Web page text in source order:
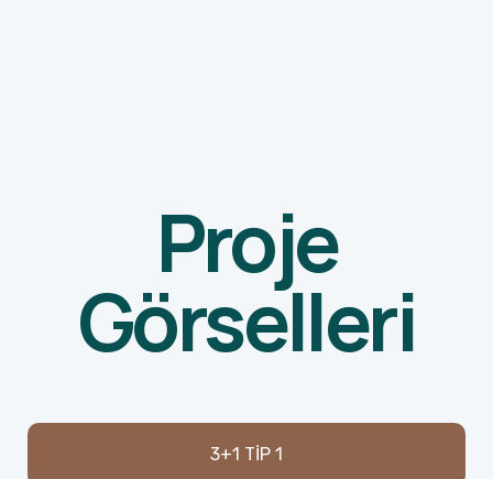
Proje
Görselleri
3+1 TİP 1